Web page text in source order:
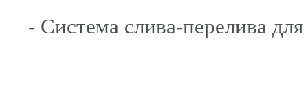
- Система слива-перелива